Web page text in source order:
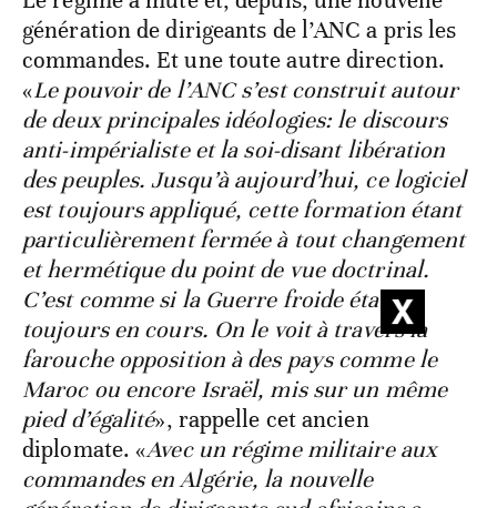
génération de dirigeants de l’ANC a pris les
commandes. Et une toute autre direction.
«Le pouvoir de l’ANC s’est construit autour
de deux principales idéologies: le discours
anti-impérialiste et la soi-disant libération
des peuples. Jusqu’à aujourd’hui, ce logiciel
est toujours appliqué, cette formation étant
particulièrement fermée à tout changement
et hermétique du point de vue doctrinal.
C’est comme si la Guerre froide était
toujours en cours. On le voit à travers la
farouche opposition à des pays comme le
Maroc ou encore Israël, mis sur un même
pied d’égalité», rappelle cet ancien
diplomate. «Avec un régime militaire aux
commandes en Algérie, la nouvelle